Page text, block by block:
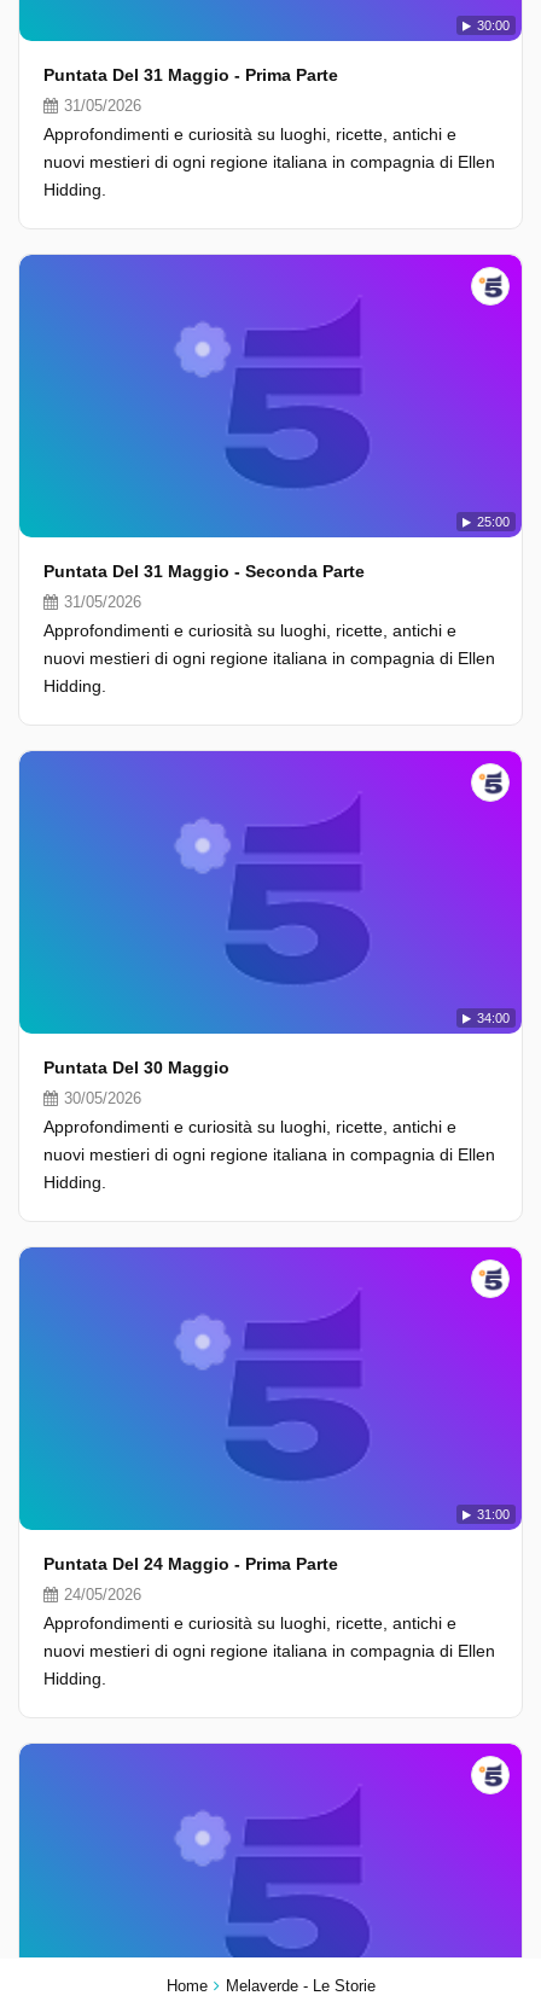
Home Melaverde - Le Storie
30:00
Puntata Del 31 Maggio - Prima Parte
31/05/2026
Approfondimenti e curiosità su luoghi, ricette, antichi e
nuovi mestieri di ogni regione italiana in compagnia di Ellen
Hidding.
25:00
Puntata Del 31 Maggio - Seconda Parte
31/05/2026
Approfondimenti e curiosità su luoghi, ricette, antichi e
nuovi mestieri di ogni regione italiana in compagnia di Ellen
Hidding.
34:00
Puntata Del 30 Maggio
30/05/2026
Approfondimenti e curiosità su luoghi, ricette, antichi e
nuovi mestieri di ogni regione italiana in compagnia di Ellen
Hidding.
31:00
Puntata Del 24 Maggio - Prima Parte
24/05/2026
Approfondimenti e curiosità su luoghi, ricette, antichi e
nuovi mestieri di ogni regione italiana in compagnia di Ellen
Hidding.